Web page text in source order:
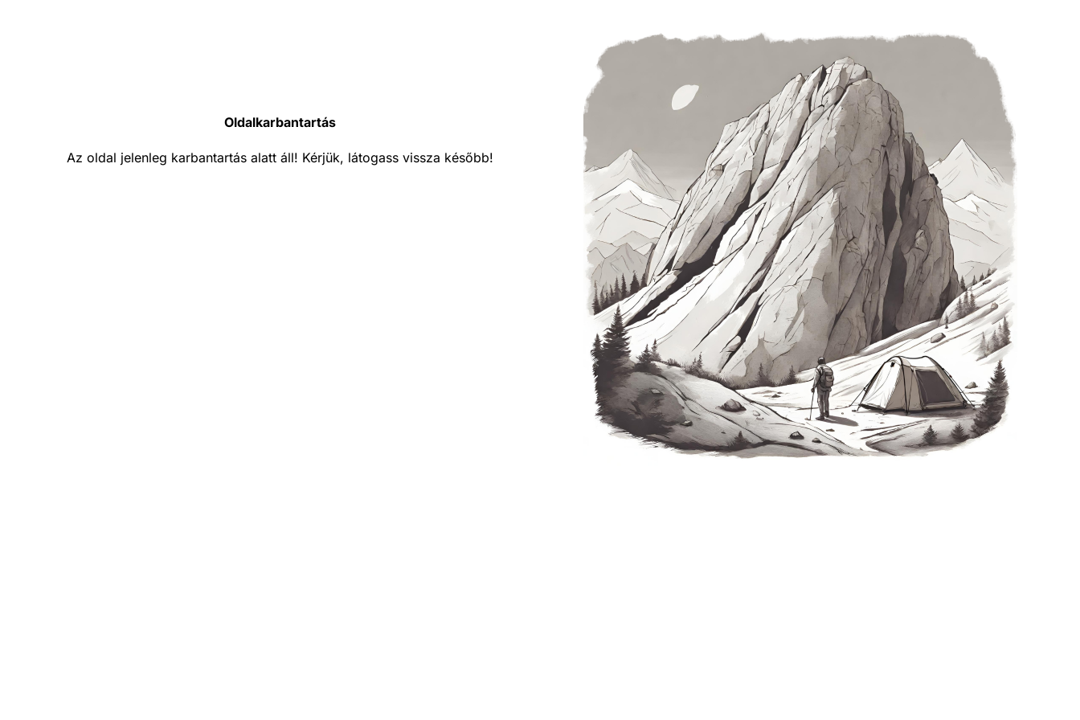
Oldalkarbantartás
Az oldal jelenleg karbantartás alatt áll! Kérjük, látogass vissza később!